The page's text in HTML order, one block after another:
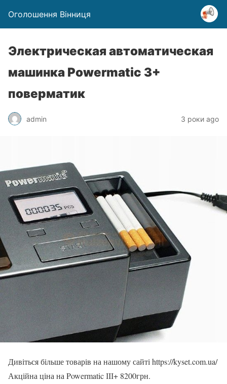
Оголошення Вінниця
Электрическая автоматическая
машинка Powermatic 3+
поверматик
admin 3 роки ago
Дивіться більше товарів на нашому сайті https://kyset.com.ua/
Акційна ціна на Powermatic ІІІ+ 8200грн.